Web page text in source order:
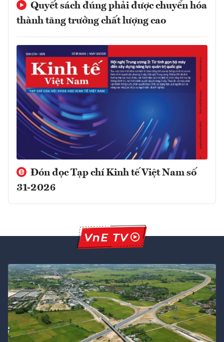
Quyết sách đúng phải được chuyển hóa
thành tăng trưởng chất lượng cao
Đón đọc Tạp chí Kinh tế Việt Nam số
31-2026